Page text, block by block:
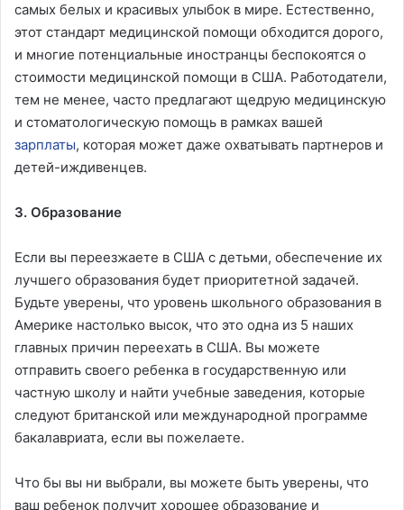
самых белых и красивых улыбок в мире. Естественно,
этот стандарт медицинской помощи обходится дорого,
и многие потенциальные иностранцы беспокоятся о
стоимости медицинской помощи в США. Работодатели,
тем не менее, часто предлагают щедрую медицинскую
и стоматологическую помощь в рамках вашей
зарплаты, которая может даже охватывать партнеров и
детей-иждивенцев.
3. Образование
Если вы переезжаете в США с детьми, обеспечение их
лучшего образования будет приоритетной задачей.
Будьте уверены, что уровень школьного образования в
Америке настолько высок, что это одна из 5 наших
главных причин переехать в США. Вы можете
отправить своего ребенка в государственную или
частную школу и найти учебные заведения, которые
следуют британской или международной программе
бакалавриата, если вы пожелаете.
Что бы вы ни выбрали, вы можете быть уверены, что
ваш ребенок получит хорошее образование и